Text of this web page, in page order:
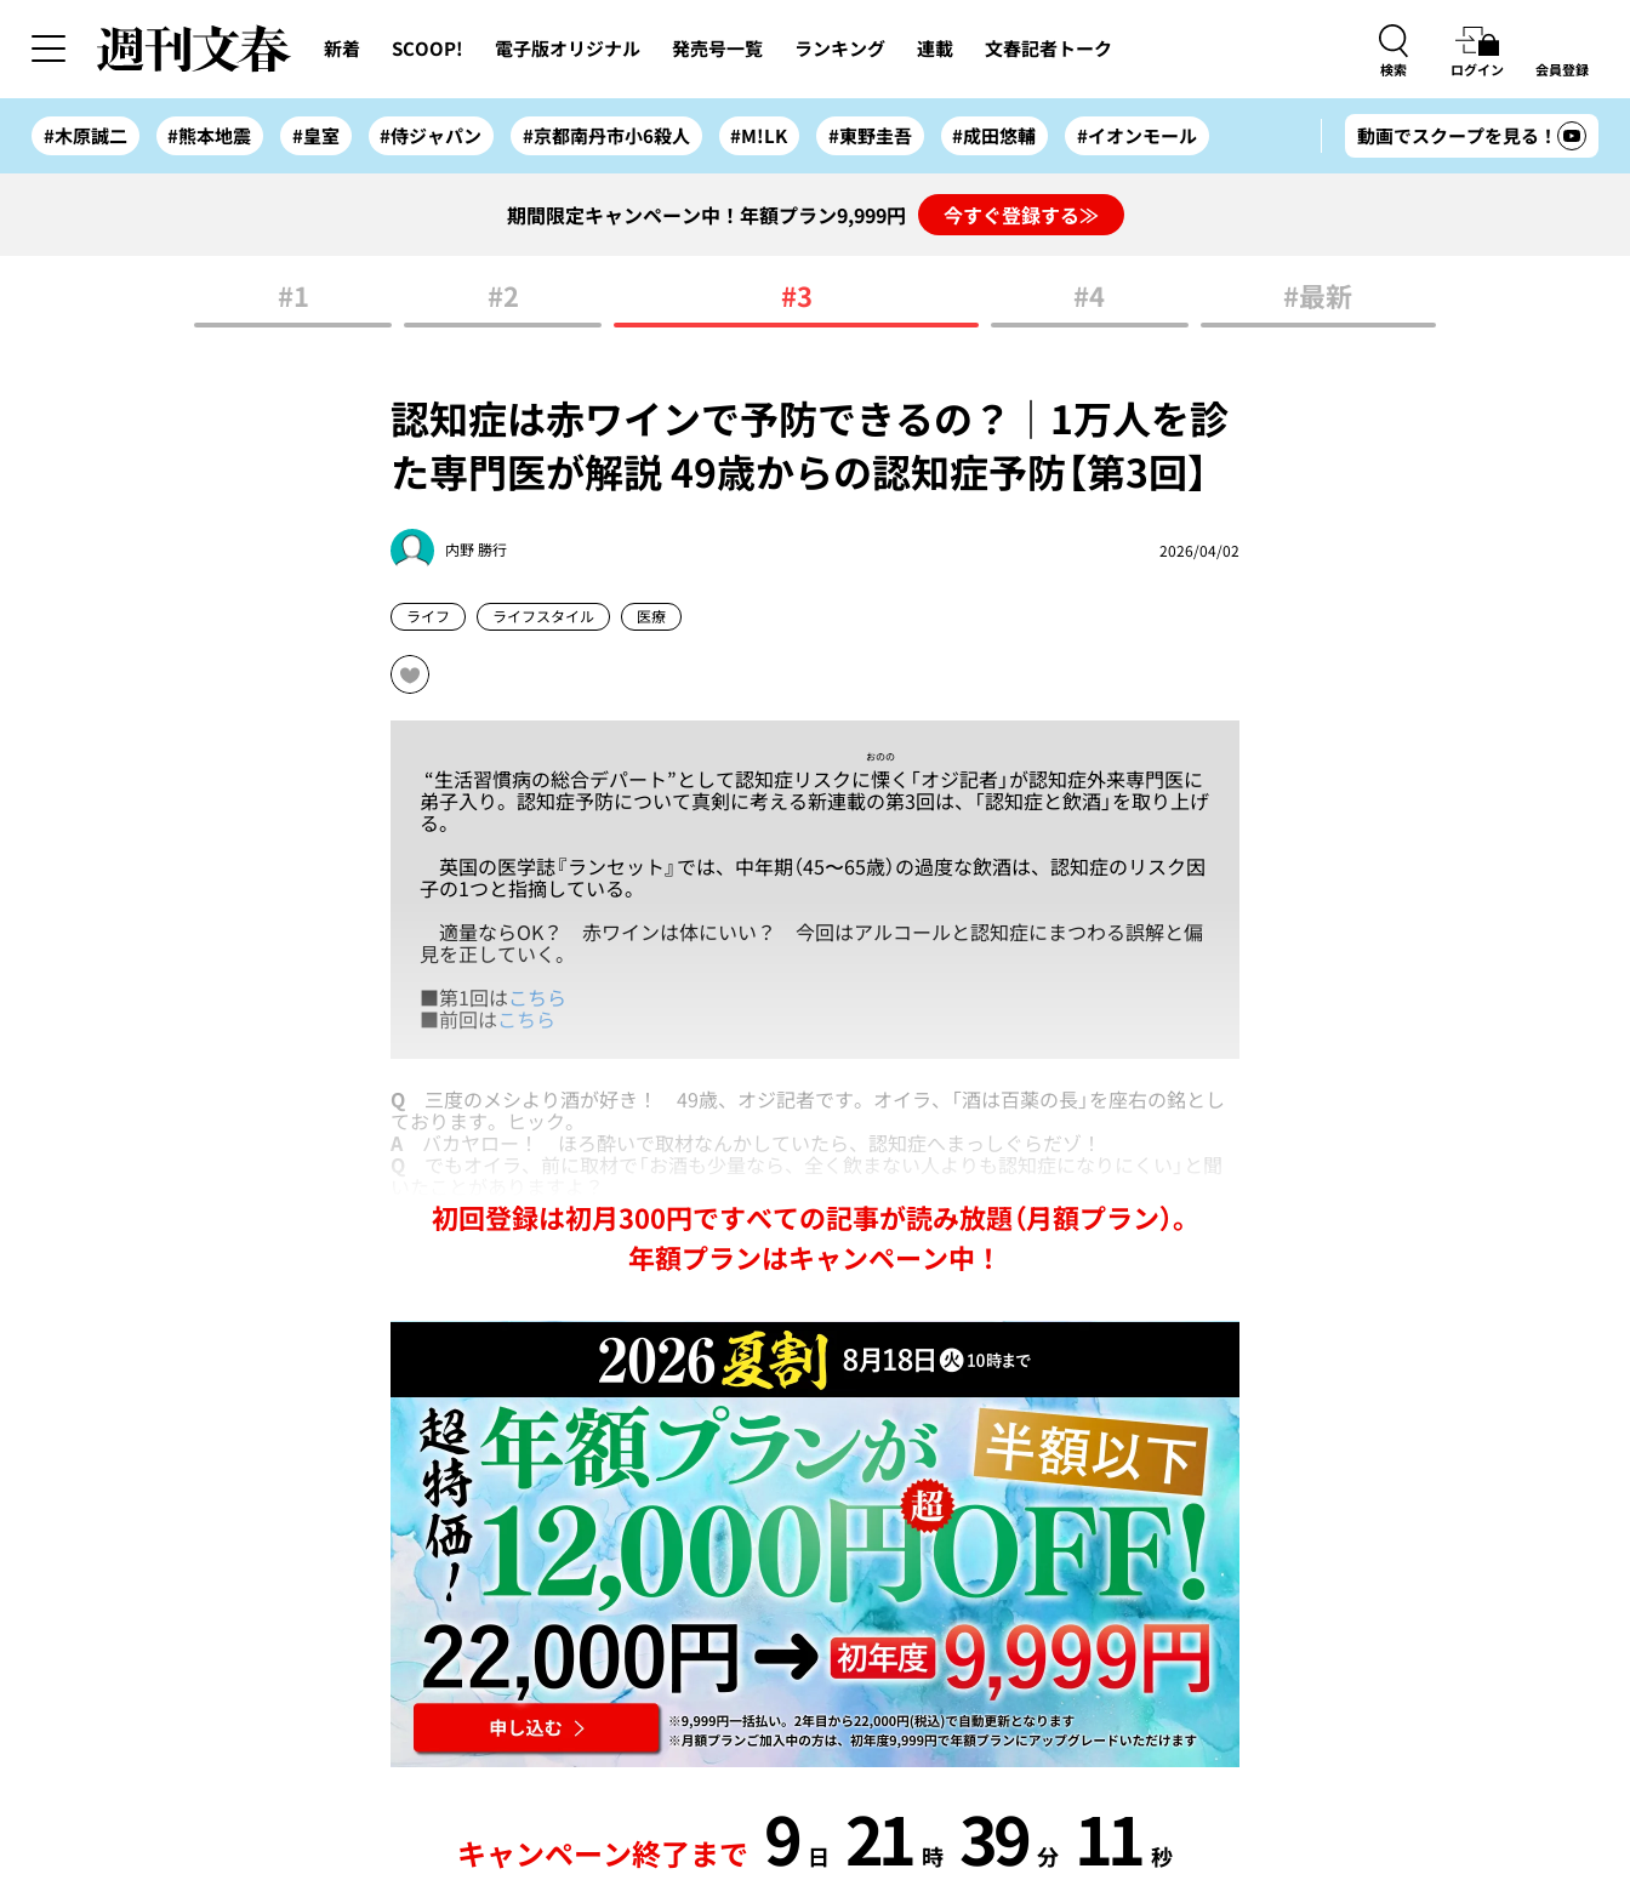
新着 SCOOP! 電子版オリジナル 発売号一覧 ランキング 連載 文春記者トーク
検索 ログイン 会員登録
#木原誠二 #熊本地震 #皇室 #侍ジャパン #京都南丹市小6殺人 #M!LK #東野圭吾 #成田悠輔 #イオンモール 動画でスクープを見る！
期間限定キャンペーン中！年額プラン9,999円 今すぐ登録する≫
#1 #2 #3 #4 #最新
認知症は赤ワインで予防できるの？｜1万人を診
た専門医が解説 49歳からの認知症予防【第3回】
内野 勝行 2026/04/02
ライフ ライフスタイル 医療
“生活習慣病の総合デパート”として認知症リスクに慄
おのの
く「オジ記者」が認知症外来専門医に
弟子入り。認知症予防について真剣に考える新連載の第3回は、「認知症と飲酒」を取り上げ
る。
英国の医学誌『ランセット』では、中年期（45〜65歳）の過度な飲酒は、認知症のリスク因
子の1つと指摘している。
適量ならOK？ 赤ワインは体にいい？ 今回はアルコールと認知症にまつわる誤解と偏
見を正していく。
■第1回はこちら
■前回はこちら
Q 三度のメシより酒が好き！ 49歳、オジ記者です。オイラ、「酒は百薬の長」を座右の銘とし
ております。ヒック。
A バカヤロー！ ほろ酔いで取材なんかしていたら、認知症へまっしぐらだゾ！
Q でもオイラ、前に取材で「お酒も少量なら、全く飲まない人よりも認知症になりにくい」と聞
初回登録は初月300円ですべての記事が読み放題（月額プラン）。
年額プランはキャンペーン中！
キャンペーン終了まで 9 日 21 時 39 分 9 秒